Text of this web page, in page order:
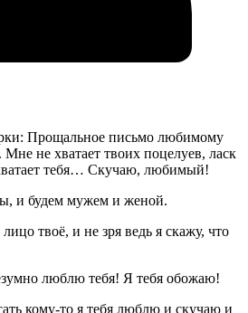
Прощальное письмо любимому
не хватает твоих поцелуев, ласк
тебя… Скучаю, любимый!
и будем мужем и женой.
твоё, и не зря ведь я скажу, что
люблю тебя! Я тебя обожаю!
кому-то я тебя люблю и скучаю и